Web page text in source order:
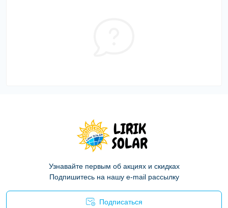
Узнавайте первым об акциях и скидках
Подпишитесь на нашу e-mail рассылку
Подписаться